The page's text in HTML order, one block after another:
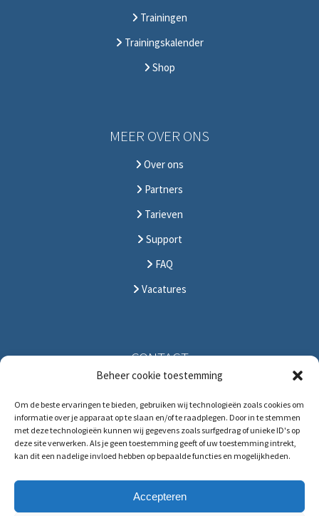
Beheer cookie toestemming
Om de beste ervaringen te bieden, gebruiken wij technologieën zoals cookies om
informatie over je apparaat op te slaan en/of te raadplegen. Door in te stemmen
met deze technologieën kunnen wij gegevens zoals surfgedrag of unieke ID's op
deze site verwerken. Als je geen toestemming geeft of uw toestemming intrekt,
kan dit een nadelige invloed hebben op bepaalde functies en mogelijkheden.
Accepteren
Trainingen
Trainingskalender
Shop
MEER OVER ONS
Over ons
Partners
Tarieven
Support
FAQ
Vacatures
CONTACT
1096 DS Amsterdam
The Netherlands
T:+31 (0)88 88 321 88